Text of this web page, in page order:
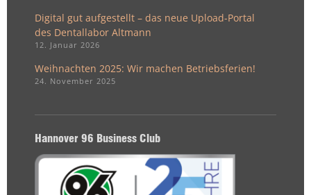
Digital gut aufgestellt – das neue Upload-Portal
des Dentallabor Altmann
12. Januar 2026
Weihnachten 2025: Wir machen Betriebsferien!
24. November 2025
Hannover 96 Business Club